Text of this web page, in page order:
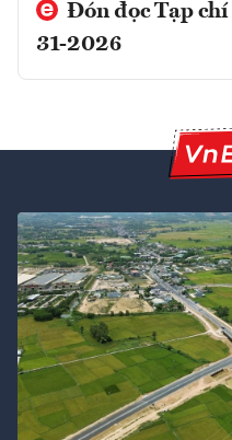
Đón đọc Tạp
31-2026